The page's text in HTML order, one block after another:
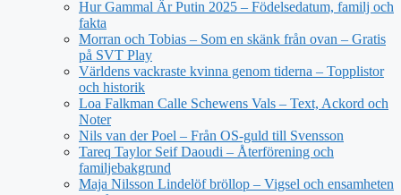
Hur Gammal Är Putin 2025 – Födelsedatum, familj och
fakta
Morran och Tobias – Som en skänk från ovan – Gratis
på SVT Play
Världens vackraste kvinna genom tiderna – Topplistor
och historik
Loa Falkman Calle Schewens Vals – Text, Ackord och
Noter
Nils van der Poel – Från OS-guld till Svensson
Tareq Taylor Seif Daoudi – Återförening och
familjebakgrund
Maja Nilsson Lindelöf bröllop – Vigsel och ensamheten